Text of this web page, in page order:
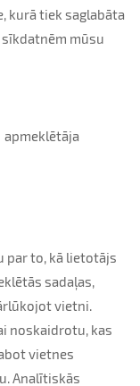
kurā tiek saglabāta
mūsu
par to, kā lietotājs
sadaļas,
vietni.
noskaidrotu, kas
vietnes
Analītiskās